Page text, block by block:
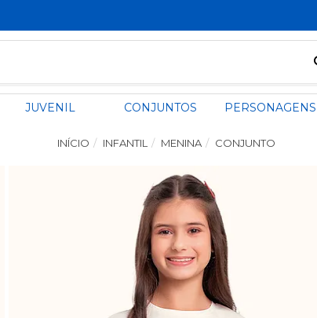
JUVENIL CONJUNTOS PERSONAGENS
INÍCIO INFANTIL MENINA CONJUNTO